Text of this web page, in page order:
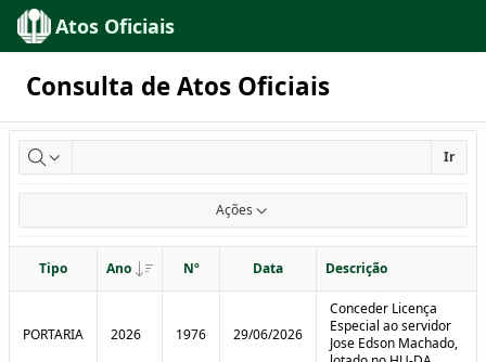
Ir para Conteúdo Principal
Atos Oficiais
Consulta de Atos Oficiais
Ir
Ações
Tipo Ano Nº Data Descrição
Tipo Ano Nº Data Descrição
PORTARIA 2026 1976 29/06/2026
Conceder Licença
Especial ao servidor
Jose Edson Machado,